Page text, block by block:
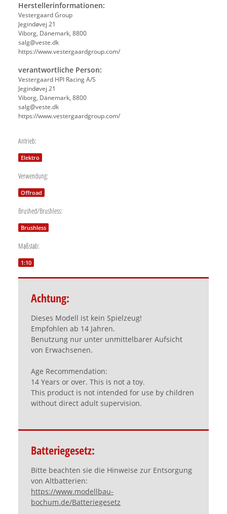
Herstellerinformationen:
Vestergaard Group
Jegindøvej 21
Viborg, Dänemark, 8800
salg@veste.dk
https://www.vestergaardgroup.com/
verantwortliche Person:
Vestergaard HPI Racing A/S
Jegindøvej 21
Viborg, Dänemark, 8800
salg@veste.dk
https://www.vestergaardgroup.com/
Antrieb:
Elektro
Verwendung:
Offroad
Brushed/Brushless:
Brushless
Maßstab:
1:10
Achtung:
Dieses Modell ist kein Spielzeug!
Empfohlen ab 14 Jahren.
Benutzung nur unter unmittelbarer Aufsicht
von Erwachsenen.
Age Recommendation:
14 Years or over. This is not a toy.
This product is not intended for use by children
without direct adult supervision.
Batteriegesetz:
Bitte beachten sie die Hinweise zur Entsorgung
von Altbatterien:
https://www.modellbau-
bochum.de/Batteriegesetz